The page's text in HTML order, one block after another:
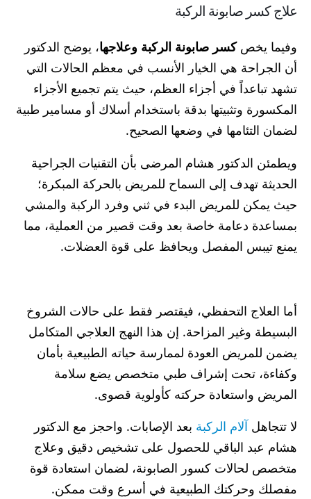
علاج كسر صابونة الركبة
وفيما يخصكسر صابونة الركبة وعلاجها، يوضح الدكتور
أن الجراحة هي الخيار الأنسب في معظم الحالات التي
تشهد تباعداً في أجزاء العظم، حيث يتم تجميع الأجزاء
المكسورة وتثبيتها بدقة باستخدام أسلاك أو مسامير طبية
لضمان التئامها في وضعها الصحيح.
ويطمئن الدكتور هشام المرضى بأن التقنيات الجراحية
الحديثة تهدف إلى السماح للمريض بالحركة المبكرة؛
حيث يمكن للمريض البدء في ثني وفرد الركبة والمشي
بمساعدة دعامة خاصة بعد وقت قصير من العملية، مما
يمنع تيبس المفصل ويحافظ على قوة العضلات.
أما العلاج التحفظي، فيقتصر فقط على حالات الشروخ
البسيطة وغير المزاحة. إن هذا النهج العلاجي المتكامل
يضمن للمريض العودة لممارسة حياته الطبيعية بأمان
وكفاءة، تحت إشراف طبي متخصص يضع سلامة
المريض واستعادة حركته كأولوية قصوى.
لا تتجاهل آلام الركبة بعد الإصابات. واحجز مع الدكتور
هشام عبد الباقي للحصول على تشخيص دقيق وعلاج
متخصص لحالات كسور الصابونة، لضمان استعادة قوة
مفصلك وحركتك الطبيعية في أسرع وقت ممكن.